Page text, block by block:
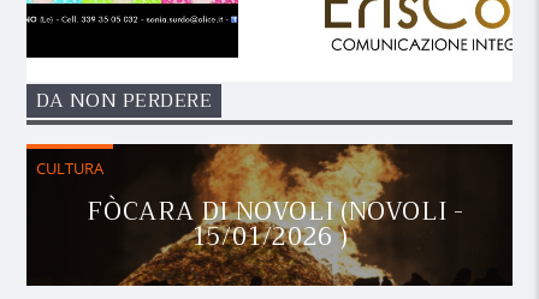
DA NON PERDERE
CULTURA
FÒCARA DI NOVOLI (NOVOLI -
15/01/2026 )